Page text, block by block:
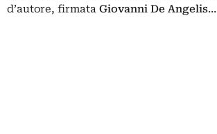
d’autore, firmata Giovanni De Angelis…